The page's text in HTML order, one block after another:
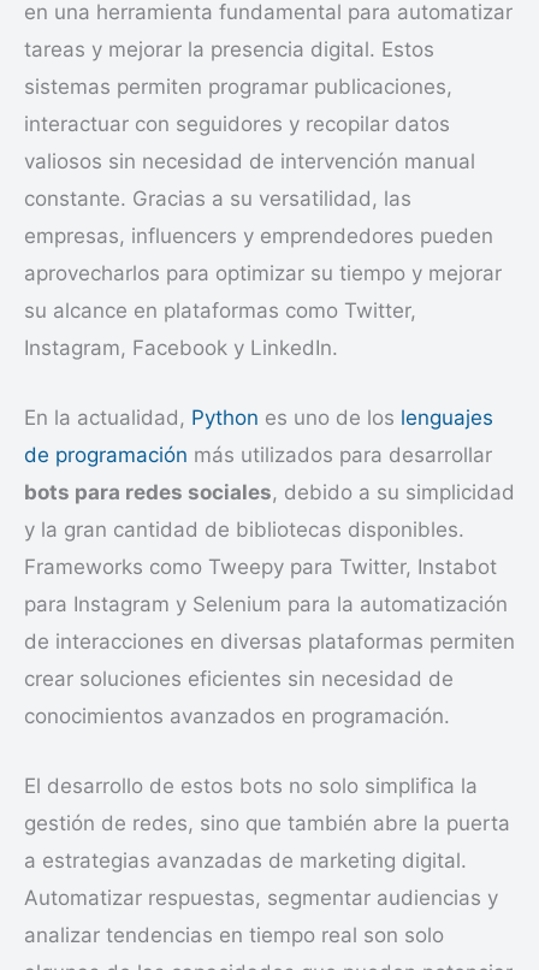
en una herramienta fundamental para automatizar
tareas y mejorar la presencia digital. Estos
sistemas permiten programar publicaciones,
interactuar con seguidores y recopilar datos
valiosos sin necesidad de intervención manual
constante. Gracias a su versatilidad, las
empresas, influencers y emprendedores pueden
aprovecharlos para optimizar su tiempo y mejorar
su alcance en plataformas como Twitter,
Instagram, Facebook y LinkedIn.
En la actualidad, Python es uno de los lenguajes
de programación más utilizados para desarrollar
bots para redes sociales, debido a su simplicidad
y la gran cantidad de bibliotecas disponibles.
Frameworks como Tweepy para Twitter, Instabot
para Instagram y Selenium para la automatización
de interacciones en diversas plataformas permiten
crear soluciones eficientes sin necesidad de
conocimientos avanzados en programación.
El desarrollo de estos bots no solo simplifica la
gestión de redes, sino que también abre la puerta
a estrategias avanzadas de marketing digital.
Automatizar respuestas, segmentar audiencias y
analizar tendencias en tiempo real son solo